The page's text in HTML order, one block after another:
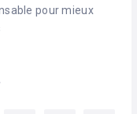
pour mieux